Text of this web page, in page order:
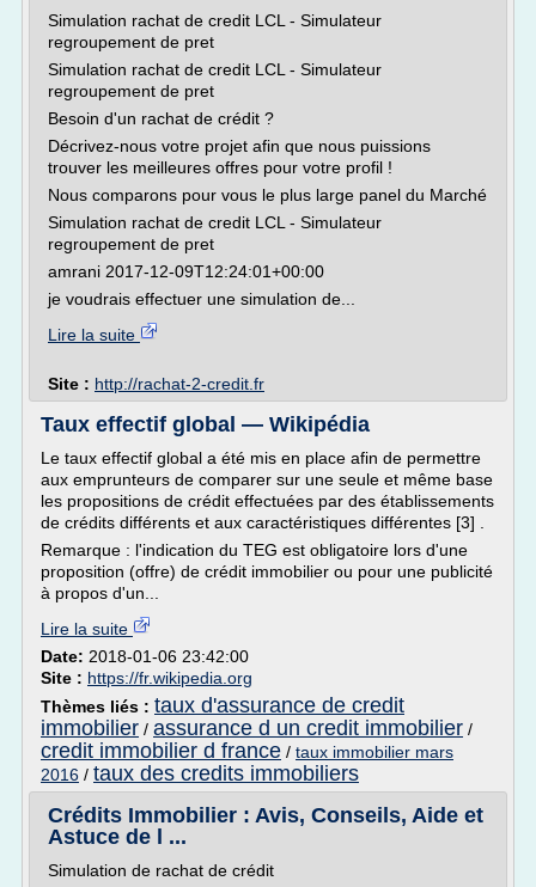
Simulation rachat de credit LCL - Simulateur
regroupement de pret
Simulation rachat de credit LCL - Simulateur
regroupement de pret
Besoin d'un rachat de crédit ?
Décrivez-nous votre projet afin que nous puissions
trouver les meilleures offres pour votre profil !
Nous comparons pour vous le plus large panel du Marché
Simulation rachat de credit LCL - Simulateur
regroupement de pret
amrani 2017-12-09T12:24:01+00:00
je voudrais effectuer une simulation de...
Lire la suite
Site : http://rachat-2-credit.fr
Taux effectif global — Wikipédia
Le taux effectif global a été mis en place afin de permettre
aux emprunteurs de comparer sur une seule et même base
les propositions de crédit effectuées par des établissements
de crédits différents et aux caractéristiques différentes [3] .
Remarque : l'indication du TEG est obligatoire lors d'une
proposition (offre) de crédit immobilier ou pour une publicité
à propos d'un...
Lire la suite
Date: 2018-01-06 23:42:00
Site : https://fr.wikipedia.org
Thèmes liés : taux d'assurance de credit
immobilier / assurance d un credit immobilier /
credit immobilier d france / taux immobilier mars
2016 / taux des credits immobiliers
Crédits Immobilier : Avis, Conseils, Aide et
Astuce de l ...
Simulation de rachat de crédit